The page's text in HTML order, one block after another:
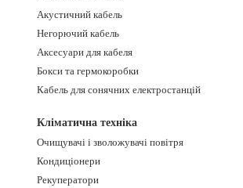
Акустичний кабель
Негорючий кабель
Аксесуари для кабеля
Бокси та гермокоробки
Кабель для сонячних електростанцій
Кліматична техніка
Очищувачі і зволожувачі повітря
Кондиціонери
Рекуператори